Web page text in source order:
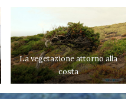
La vegetazione attorno alla
costa